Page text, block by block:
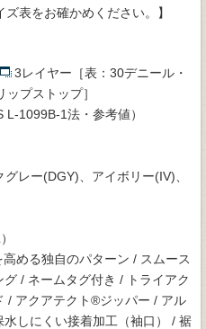
表をお確かめください。】
3レイヤー［表：30デニール・
ップストップ］
1099B-1法・参考値）
レー(DGY)、アイボリー(IV)、
める独自のパターン / スムース
/ ネームタグ付き / トライアク
/ アクアテクト®ジッパー / アル
しにくい接着加工（袖口） / 裾